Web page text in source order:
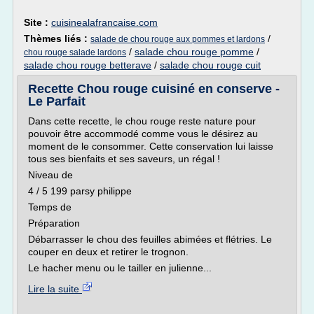
Site : cuisinealafrancaise.com
Thèmes liés : salade de chou rouge aux pommes et lardons /
chou rouge salade lardons / salade chou rouge pomme /
salade chou rouge betterave / salade chou rouge cuit
Recette Chou rouge cuisiné en conserve -
Le Parfait
Dans cette recette, le chou rouge reste nature pour
pouvoir être accommodé comme vous le désirez au
moment de le consommer. Cette conservation lui laisse
tous ses bienfaits et ses saveurs, un régal !
Niveau de
4 / 5 199 parsy philippe
Temps de
Préparation
Débarrasser le chou des feuilles abimées et flétries. Le
couper en deux et retirer le trognon.
Le hacher menu ou le tailler en julienne...
Lire la suite